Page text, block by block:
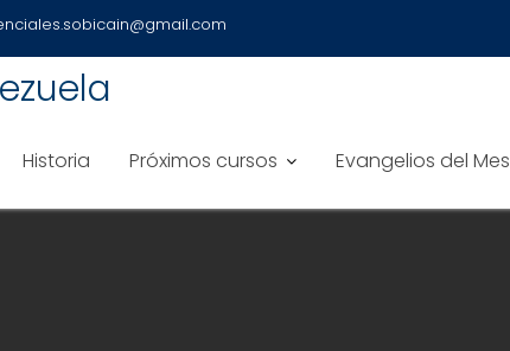
Historia Próximos cursos Evangelios del Mes